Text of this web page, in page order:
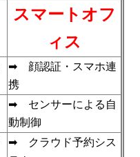
スマートオフ
ィス
➡ 顔認証・スマホ連
携
➡ センサーによる自
動制御
➡ クラウド予約シス